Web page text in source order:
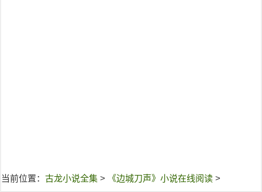
当前位置： 古龙小说全集 > 《边城刀声》小说在线阅读 >